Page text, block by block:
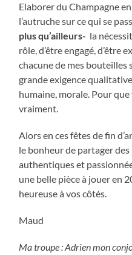
Elaborer du Champagne
l’autruche sur ce qui se
plus qu’ailleurs- la
rôle, d’être engagé, d’être
chacune de mes bouteilles
grande exigence
humaine, morale. Pour que
vraiment.
Alors en ces fêtes de fin
le bonheur de partager des
authentiques et
une belle pièce à jouer en
heureuse à vos côtés.
Maud
Ma troupe : Adrien mon